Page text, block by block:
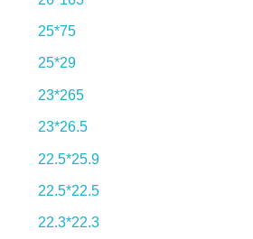
25*75
25*29
23*265
23*26.5
22.5*25.9
22.5*22.5
22.3*22.3